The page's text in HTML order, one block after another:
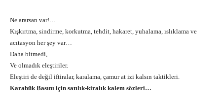
Ne ararsan var!…
Kışkırtma, sindirme, korkutma, tehdit, hakaret, yuhalama, ıslıklama ve
acıtasyon her şey var…
Daha bitmedi,
Ve olmadık eleştiriler.
Eleştiri de değil iftiralar, karalama, çamur at izi kalsın taktikleri.
Karabük Basını için satılık-kiralık kalem sözleri…